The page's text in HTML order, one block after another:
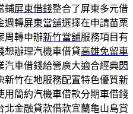
鋪屏東借錢整合了屏東多元借
週轉屏東當舖選擇在申請苗栗
周轉申辦新竹當舖服務項目有
想辦理汽機車借貸高雄免留車
汽車借錢給營廣大適合經典閃
新竹在地服務配置特色優質新
用簡約汽機車借款分期車借錢
北金融貸款借款宜蘭龜山島賞